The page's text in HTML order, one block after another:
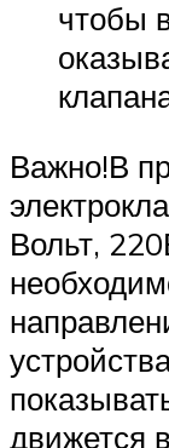
чтобы
Важно!В
Вольт,
движется